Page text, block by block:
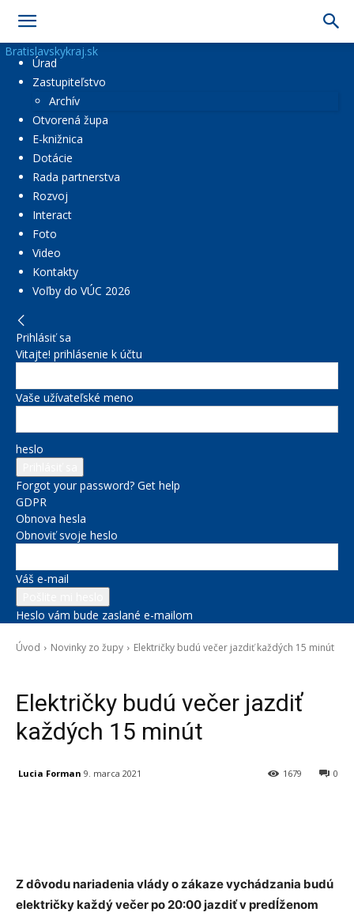
Bratislavskykraj.sk
Úrad
Zastupiteľstvo
Archív
Otvorená župa
E-knižnica
Dotácie
Rada partnerstva
Rozvoj
Interact
Foto
Video
Kontakty
Voľby do VÚC 2026
Prihlásiť sa
Vitajte! prihlásenie k účtu
Vaše užívateľské meno
heslo
Forgot your password? Get help
GDPR
Obnova hesla
Obnoviť svoje heslo
Váš e-mail
Heslo vám bude zaslané e-mailom
Úvod Novinky zo župy Električky budú večer jazdiť každých 15 minút
Električky budú večer jazdiť
každých 15 minút
Lucia Forman 9. marca 2021 0
1679
Z dôvodu nariadenia vlády o zákaze vychádzania budú
električky každý večer po 20:00 jazdiť v predĺženom